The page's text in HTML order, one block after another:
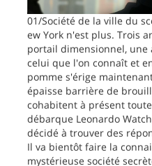
01/Société de la ville du
ew York n'est plus. Trois
portail dimensionnel, une
celui que l'on connaît et
pomme s'érige
épaisse barrière de
cohabitent à présent
débarque Leonardo
décidé à trouver des
Il va bientôt faire la
mystérieuse société